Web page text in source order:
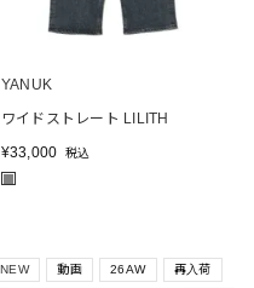
YANUK
ワイドストレート LILITH
¥33,000 税込
NEW 動画 26AW 再入荷